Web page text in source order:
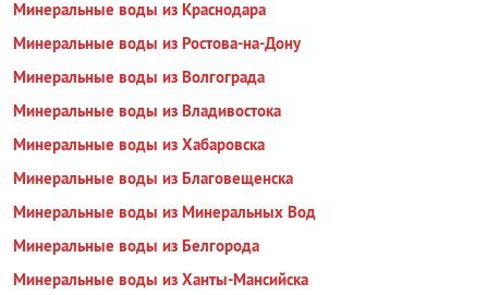
Минеральные воды из Краснодара
Минеральные воды из Ростова-на-Дону
Минеральные воды из Волгограда
Минеральные воды из Владивостока
Минеральные воды из Хабаровска
Минеральные воды из Благовещенска
Минеральные воды из Минеральных Вод
Минеральные воды из Белгорода
Минеральные воды из Ханты-Мансийска